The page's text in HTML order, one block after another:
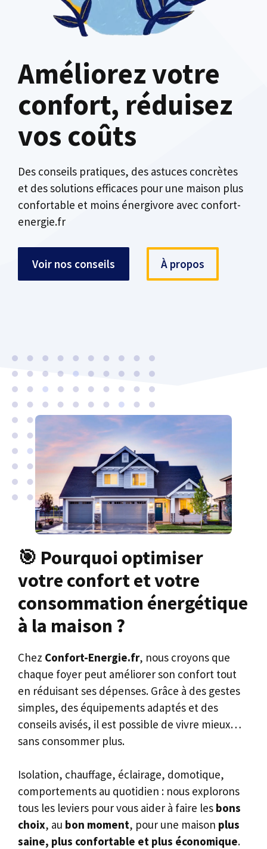
Améliorez votre
confort, réduisez
vos coûts
Des conseils pratiques, des astuces concrètes
et des solutions efficaces pour une maison plus
confortable et moins énergivore avec confort-
energie.fr
Voir nos conseils À propos
🎯 Pourquoi optimiser
votre confort et votre
consommation énergétique
à la maison ?
Chez Confort-Energie.fr, nous croyons que
chaque foyer peut améliorer son confort tout
en réduisant ses dépenses. Grâce à des gestes
simples, des équipements adaptés et des
conseils avisés, il est possible de vivre mieux…
sans consommer plus.
Isolation, chauffage, éclairage, domotique,
comportements au quotidien : nous explorons
tous les leviers pour vous aider à faire les bons
choix, au bon moment, pour une maison plus
saine, plus confortable et plus économique.